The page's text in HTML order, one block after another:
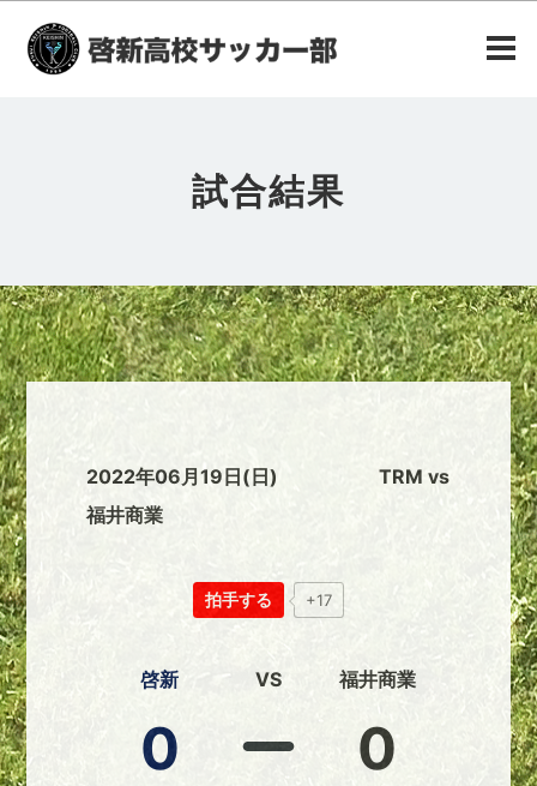
試合結果
2022年06月19日(日) TRM vs
福井商業
拍手する +17
啓新
0
VS 福井商業
0